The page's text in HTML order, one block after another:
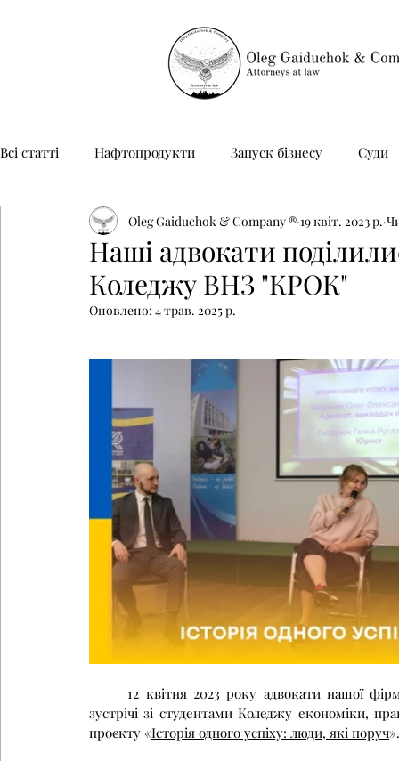
Всі статті Нафтопродукти Запуск бізнесу Суди
Неприбуткові організації Юридичний супровід
Наші адвокати
Коледжу ВНЗ "КРОК"
Oleg Gaiduchok & Company ® 19 квіт. 2023 р.
Оновлено: 4 трав. 2025 р.
зустрічі зі студентами Коледжу економіки,
проєкту «Історія одного успіху: люди, які поруч».